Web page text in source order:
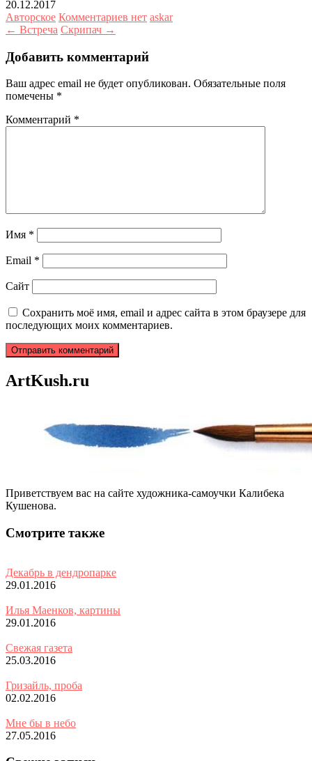
20.12.2017
Авторское Комментариев нет askar
← Встреча Скрипач →
Добавить комментарий
Ваш адрес email не будет опубликован. Обязательные поля
помечены *
Комментарий *
Имя *
Email *
Сайт
Сохранить моё имя, email и адрес сайта в этом браузере для
последующих моих комментариев.
ArtKush.ru
Приветствуем вас на сайте художника-самоучки Калибека
Кушенова.
Смотрите также
Декабрь в дендропарке
29.01.2016
Илья Маенков, картины
29.01.2016
Свежая газета
25.03.2016
Гризайль, проба
02.02.2016
Мне бы в небо
27.05.2016